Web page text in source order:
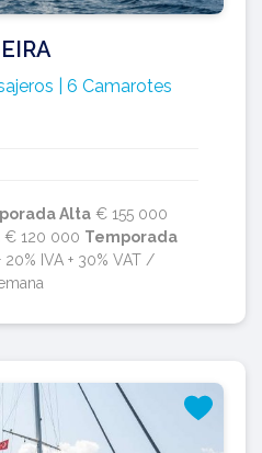
| 6 Camarotes
Alta € 155 000
€ 120 000 Temporada
IVA + 30% VAT /